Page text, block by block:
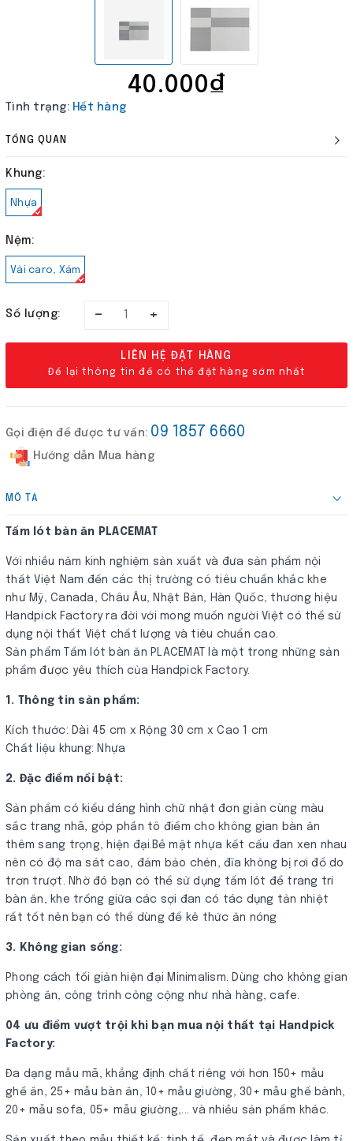
40.000₫
Tình trạng: Hết hàng
TỔNG QUAN
Khung:
Nhựa
Nệm:
Vải caro, Xám
Số lượng: – +
LIÊN HỆ ĐẶT HÀNG
Để lại thông tin để có thể đặt hàng sớm nhất
Gọi điện để được tư vấn: 09 1857 6660
Hướng dẫn Mua hàng
MÔ TẢ
Tấm lót bàn ăn PLACEMAT
Với nhiều năm kinh nghiệm sản xuất và đưa sản phẩm nội
thất Việt Nam đến các thị trường có tiêu chuẩn khắc khe
như Mỹ, Canada, Châu Âu, Nhật Bản, Hàn Quốc, thương hiệu
Handpick Factory ra đời với mong muốn người Việt có thể sử
dụng nội thất Việt chất lượng và tiêu chuẩn cao.
Sản phẩm Tấm lót bàn ăn PLACEMAT là một trong những sản
phẩm được yêu thích của Handpick Factory.
1. Thông tin sản phẩm:
Kích thước: Dài 45 cm x Rộng 30 cm x Cao 1 cm
Chất liệu khung: Nhựa
2. Đặc điểm nổi bật:
Sản phẩm có kiểu dáng hình chữ nhật đơn giản cùng màu
sắc trang nhã, góp phần tô điểm cho không gian bàn ăn
thêm sang trọng, hiện đại.Bề mặt nhựa kết cấu đan xen nhau
nên có độ ma sát cao, đảm bảo chén, đĩa không bị rơi đổ do
trơn trượt. Nhờ đó bạn có thể sử dụng tấm lót để trang trí
bàn ăn, khe trống giữa các sợi đan có tác dụng tản nhiệt
rất tốt nên bạn có thể dùng để kê thức ăn nóng
3. Không gian sống:
Phong cách tối giản hiện đại Minimalism. Dùng cho không gian
phòng ăn, công trình công cộng như nhà hàng, cafe.
04 ưu điểm vượt trội khi bạn mua nội thất tại Handpick
Factory:
Đa dạng mẫu mã, khẳng định chất riêng với hơn 150+ mẫu
ghế ăn, 25+ mẫu bàn ăn, 10+ mẫu giường, 30+ mẫu ghế bành,
20+ mẫu sofa, 05+ mẫu giường,... và nhiều sản phẩm khác.